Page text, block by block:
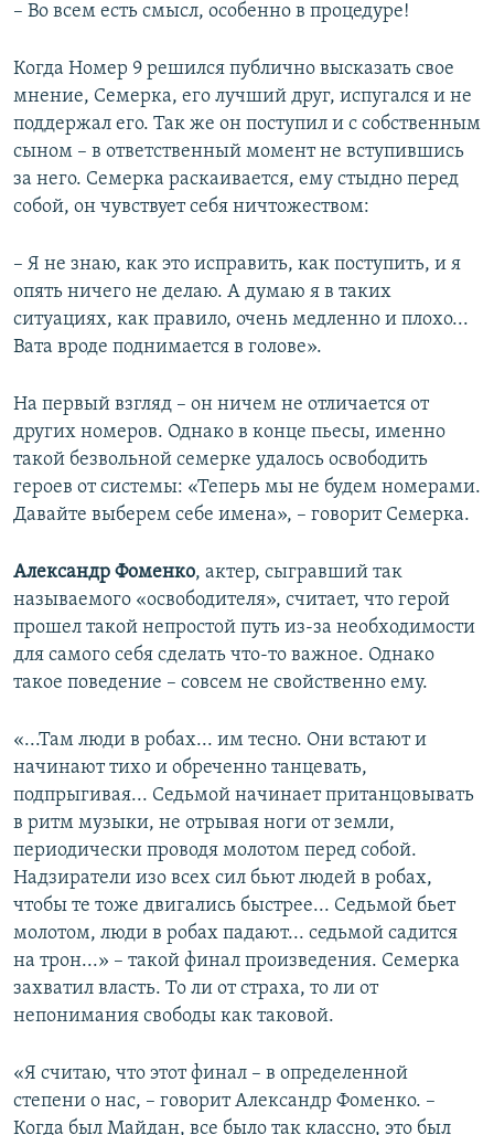
– Во всем есть смысл, особенно в процедуре!
Когда Номер 9 решился публично высказать свое
мнение, Семерка, его лучший друг, испугался и не
поддержал его. Так же он поступил и с собственным
сыном – в ответственный момент не вступившись
за него. Семерка раскаивается, ему стыдно перед
собой, он чувствует себя ничтожеством:
– Я не знаю, как это исправить, как поступить, и я
опять ничего не делаю. А думаю я в таких
ситуациях, как правило, очень медленно и плохо...
Вата вроде поднимается в голове».
На первый взгляд – он ничем не отличается от
других номеров. Однако в конце пьесы, именно
такой безвольной семерке удалось освободить
героев от системы: «Теперь мы не будем номерами.
Давайте выберем себе имена», – говорит Семерка.
Александр Фоменко, актер, сыгравший так
называемого «освободителя», считает, что герой
прошел такой непростой путь из-за необходимости
для самого себя сделать что-то важное. Однако
такое поведение – совсем не свойственно ему.
«...Там люди в робах... им тесно. Они встают и
начинают тихо и обреченно танцевать,
подпрыгивая... Седьмой начинает пританцовывать
в ритм музыки, не отрывая ноги от земли,
периодически проводя молотом перед собой.
Надзиратели изо всех сил бьют людей в робах,
чтобы те тоже двигались быстрее... Седьмой бьет
молотом, люди в робах падают... седьмой садится
на трон...» – такой финал произведения. Семерка
захватил власть. То ли от страха, то ли от
непонимания свободы как таковой.
«Я считаю, что этот финал – в определенной
степени о нас, – говорит Александр Фоменко. –
Когда был Майдан, все было так классно, это был